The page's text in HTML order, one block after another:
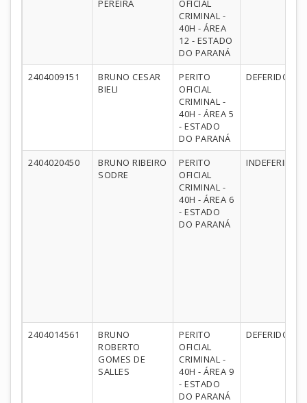
PEREIRA
OFICIAL
CRIMINAL -
40H - ÁREA
12 - ESTADO
DO PARANÁ
2404009151
BRUNO CESAR
BIELI
PERITO
OFICIAL
CRIMINAL -
40H - ÁREA 5
- ESTADO
DO PARANÁ
DEFERIDO
2404020450
BRUNO RIBEIRO
SODRE
PERITO
OFICIAL
CRIMINAL -
40H - ÁREA 6
- ESTADO
DO PARANÁ
INDEFERIDO
2404014561
BRUNO
ROBERTO
GOMES DE
SALLES
PERITO
OFICIAL
CRIMINAL -
40H - ÁREA 9
- ESTADO
DO PARANÁ
DEFERIDO